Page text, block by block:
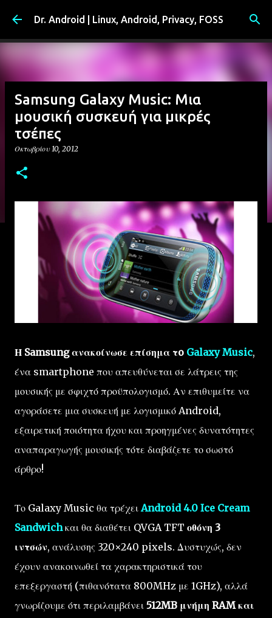
Μετάβαση στο κύριο περιεχόμενο
Dr. Android | Linux, Android, Privacy, FOSS
Samsung Galaxy Music: Μια
μουσική συσκευή για μικρές
τσέπες
Οκτωβρίου 10, 2012
Η Samsungανακοίνωσε επίσημα τo Galaxy Music,
ένα smartphone που απευθύνεται σε λάτρεις της
μουσικής με σφιχτό προϋπολογισμό. Αν επιθυμείτε να
αγοράσετε μια συσκευή με λογισμικό Android,
εξαιρετική ποιότητα ήχου και προηγμένες δυνατότητες
αναπαραγωγής μουσικής τότε διαβάζετε το σωστό
άρθρο!
Το Galaxy Music θα τρέχειAndroid 4.0 Ice Cream
Sandwich και θα διαθέτει QVGA TFT οθόνη 3
ιντσών, ανάλυσης 320×240 pixels. Δυστυχώς, δεν
έχουν ανακοινωθεί τα χαρακτηριστικά του
επεξεργαστή (πιθανότατα 800MHz με 1GHz), αλλά
γνωρίζουμε ότι περιλαμβάνει 512MB μνήμη RAM και